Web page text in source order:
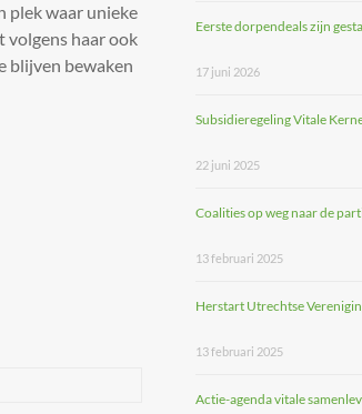
plek waar unieke
volgens haar ook
blijven bewaken
Eerste dorpendeals zijn
17 juni 2026
Subsidieregeling Vitale
22 juni 2025
Coalities op weg naar de
13 februari 2025
Herstart Utrechtse
13 februari 2025
Actie-agenda vitale